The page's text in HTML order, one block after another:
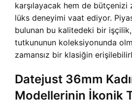
karşılayacak hem de
lüks deneyimi vaat ediyor.
bulunan bu kalitedeki bir
tutkununun koleksiyonunda
zamansız bir klasiğin
Datejust 36mm
Modellerinin İkonik